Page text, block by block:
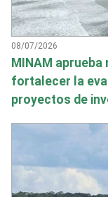
08/07/2026
MINAM
fortalecer la
proyectos de